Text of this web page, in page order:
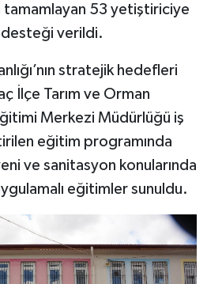
tamamlayan 53 yetiştiriciye
verildi.
stratejik hedefleri
İlçe Tarım ve Orman
Merkezi Müdürlüğü iş
eğitim programında
ve sanitasyon konularında
eğitimler sunuldu.